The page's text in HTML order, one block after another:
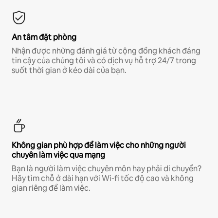
An tâm đặt phòng
Nhận được những đánh giá từ cộng đồng khách đáng
tin cậy của chúng tôi và có dịch vụ hỗ trợ 24/7 trong
suốt thời gian ở kéo dài của bạn.
Không gian phù hợp để làm việc cho những người
chuyên làm việc qua mạng
Bạn là người làm việc chuyên môn hay phải di chuyển?
Hãy tìm chỗ ở dài hạn với Wi-fi tốc độ cao và không
gian riêng để làm việc.